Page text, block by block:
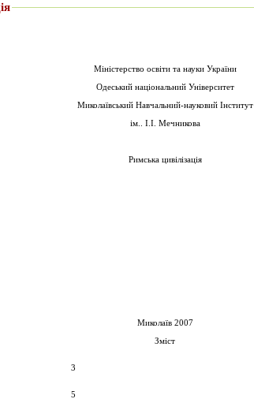
Міністерство освіти та науки України
Одеський національний Університет
Миколаївський Навчальний-науковий Інститут
ім.. І.І. Мечникова
Римська цивілізація
Миколаїв 2007
Зміст
3
5